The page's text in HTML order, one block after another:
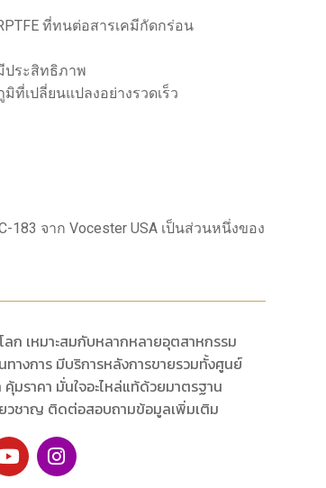
ที่ทนต่อสารเคมีกัดกร่อน
ประสิทธิภาพ
เปลี่ยนแปลงอย่างรวดเร็ว
จาก Vocester USA เป็นส่วนหนึ่งของ
ก เหมาะสมกับหลากหลายอุตสาหกรรม
างการ มีบริการหลังการขายรวมทั้งศูนย์
มราคา มั่นใจอะไหล่แท้ด้วยมาตรฐาน
ยวชาญ ติดต่อสอบถามข้อมูลเพิ่มเติม